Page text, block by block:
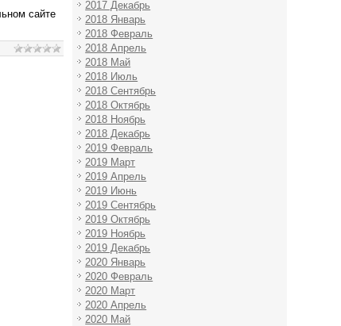
сайте
2017 Декабрь
2018 Январь
2018 Февраль
2018 Апрель
2018 Май
2018 Июль
2018 Сентябрь
2018 Октябрь
2018 Ноябрь
2018 Декабрь
2019 Февраль
2019 Март
2019 Апрель
2019 Июнь
2019 Сентябрь
2019 Октябрь
2019 Ноябрь
2019 Декабрь
2020 Январь
2020 Февраль
2020 Март
2020 Апрель
2020 Май